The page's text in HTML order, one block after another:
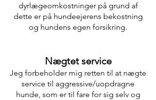
dyrlægeomkostninger på grund af
dette er på hundeejerens bekostning
og hundens egen forsikring.
Nægtet service
Jeg forbeholder mig retten til at nægte
service til aggressive/uopdragne
hunde, som er til fare for sig selv og